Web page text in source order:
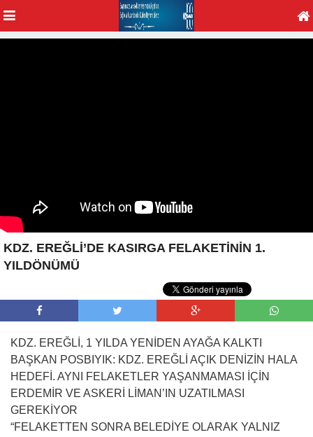
KDZ. EREĞLİ’DE KASIRGA FELAKETİNİN 1.
YILDÖNÜMÜ
KDZ. EREĞLİ, 1 YILDA YENİDEN AYAĞA KALKTI
BAŞKAN POSBIYIK: KDZ. EREĞLİ AÇIK DENİZİN HALA
HEDEFİ. AYNI FELAKETLER YAŞANMAMASI İÇİN
ERDEMİR VE ASKERİ LİMAN’IN UZATILMASI
GEREKİYOR
“FELAKETTEN SONRA BELEDİYE OLARAK YALNIZ